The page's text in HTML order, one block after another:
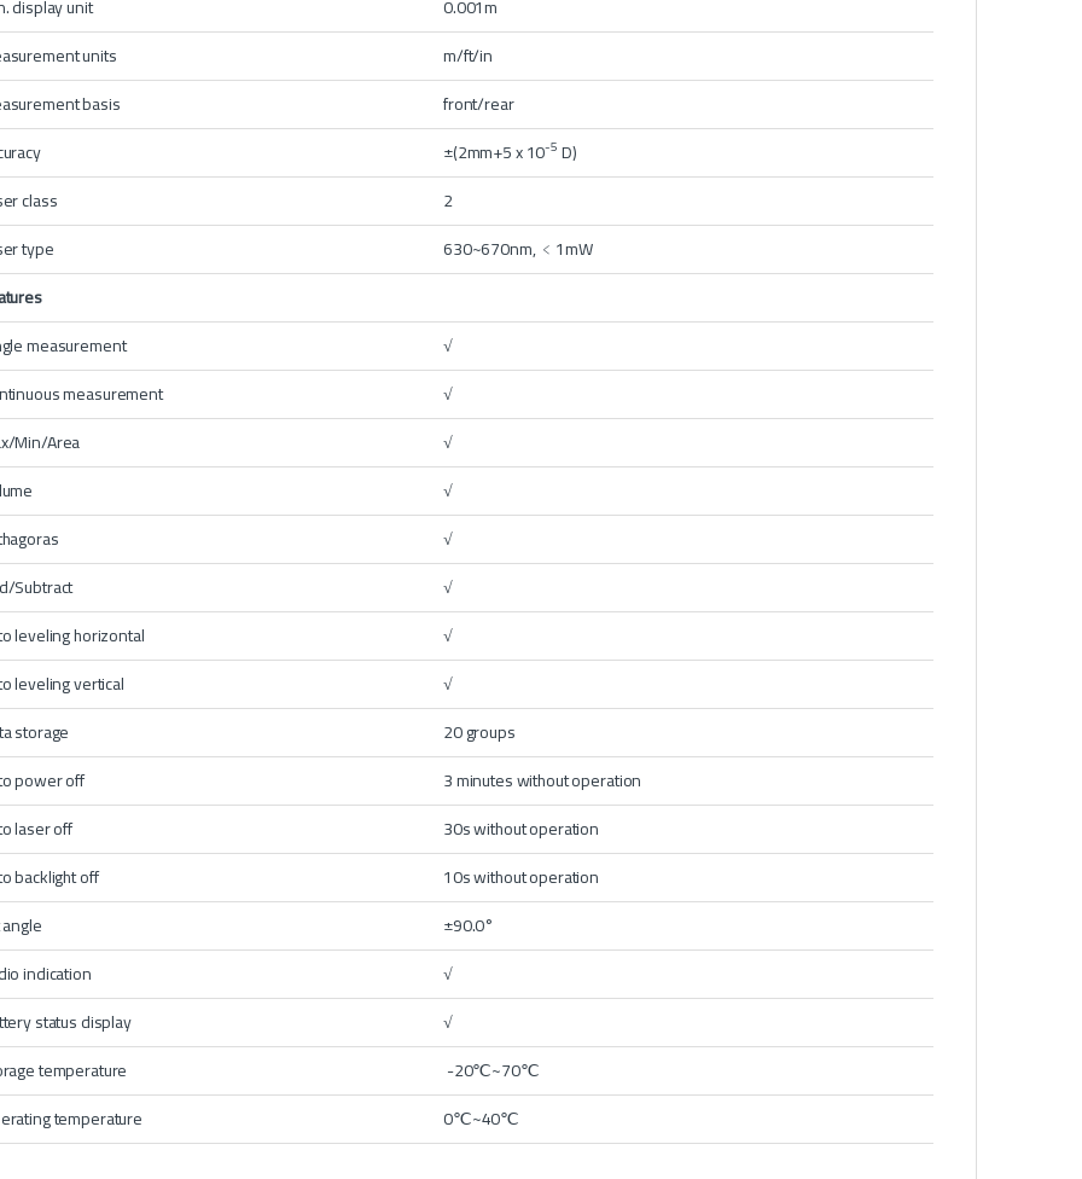
display unit
0.001m
units
m/ft/in
basis
front/rear
±(2mm+5 x 10-5 D)
class
2
type
630~670nm, ﹤1mW
measurement
√
measurement
√
Min/Area
√
√
√
Subtract
√
leveling horizontal
√
leveling vertical
√
storage
20 groups
power off
3 minutes without operation
laser off
30s without operation
backlight off
10s without operation
±90.0°
indication
√
status display
√
temperature
-20℃~70℃
temperature
0℃~40℃